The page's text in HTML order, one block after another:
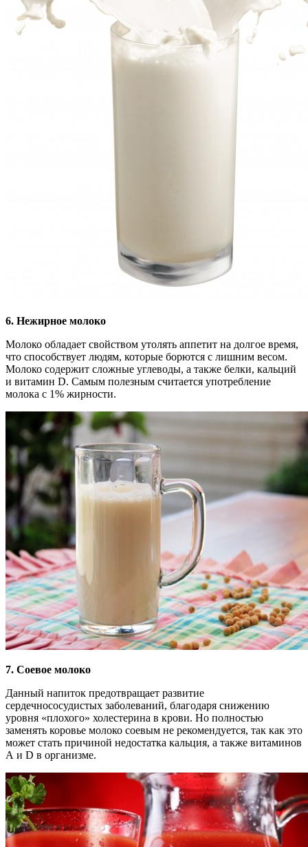
6. Нежирное молоко
Молоко обладает свойством утолять аппетит на долгое время,
что способствует людям, которые борются с лишним весом.
Молоко содержит сложные углеводы, а также белки, кальций
и витамин D. Самым полезным считается употребление
молока с 1% жирности.
7. Соевое молоко
Данный напиток предотвращает развитие
сердечнососудистых заболеваний, благодаря снижению
уровня «плохого» холестерина в крови. Но полностью
заменять коровье молоко соевым не рекомендуется, так как это
может стать причиной недостатка кальция, а также витаминов
А и D в организме.